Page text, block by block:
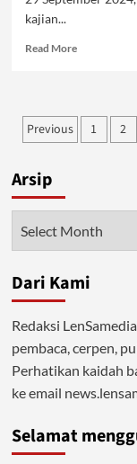
kajian...
Read MoreRead
Berkarir
Surga
Posts
Previous 1 2
Arsip
Dari Kami
Redaksi
pembaca, cerpen,
Perhatikan kaidah
ke email
Selamat